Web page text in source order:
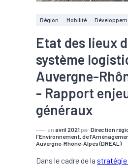
Région Mobilité
Etat des lieux
système
Auvergne-
- Rapport
généraux
en avril 2021 par Direction
l'Environnement, de
Auvergne-Rhône-Alpes (DREAL)
Dans le cadre de la stratégie